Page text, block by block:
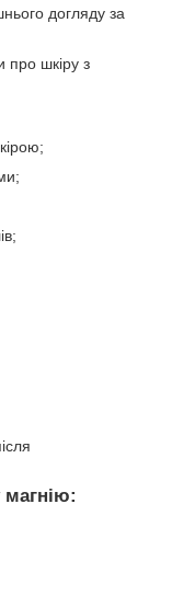
догляду за
про шкіру з
магнію: